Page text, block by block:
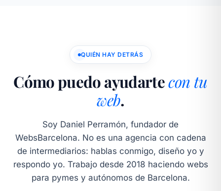
QUIÉN HAY DETRÁS
Cómo puedo ayudartecon tu
web.
Soy Daniel Perramón, fundador de
WebsBarcelona. No es una agencia con cadena
de intermediarios: hablas conmigo, diseño yo y
respondo yo. Trabajo desde 2018 haciendo webs
para pymes y autónomos de Barcelona.